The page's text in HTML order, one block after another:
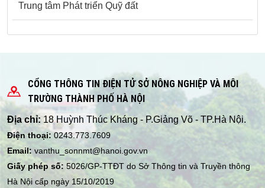
Trung tâm Phát triển Quỹ đất
CỔNG THÔNG TIN ĐIỆN TỬ SỞ NÔNG NGHIỆP VÀ MÔI
TRƯỜNG THÀNH PHỐ HÀ NỘI
Địa chỉ: 18 Huỳnh Thúc Kháng - P.Giảng Võ - TP.Hà Nội.
Điện thoại: 0243.773.7609
Email: vanthu_sonnmt@hanoi.gov.vn
Giấy phép số: 5026/GP-TTĐT do Sở Thông tin và Truyền thông
Hà Nội cấp ngày 15/10/2019